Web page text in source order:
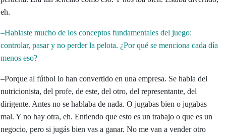
eh.
–Hablaste mucho de los conceptos fundamentales del juego:
controlar, pasar y no perder la pelota. ¿Por qué se menciona cada día
menos eso?
–Porque al fútbol lo han convertido en una empresa. Se habla del
nutricionista, del profe, de este, del otro, del representante, del
dirigente. Antes no se hablaba de nada. O jugabas bien o jugabas
mal. Y no hay otra, eh. Entiendo que esto es un trabajo o que es un
negocio, pero si jugás bien vas a ganar. No me van a vender otro